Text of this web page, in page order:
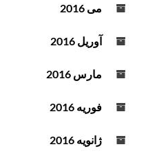
می 2016
آوریل 2016
مارس 2016
فوریه 2016
ژانویه 2016